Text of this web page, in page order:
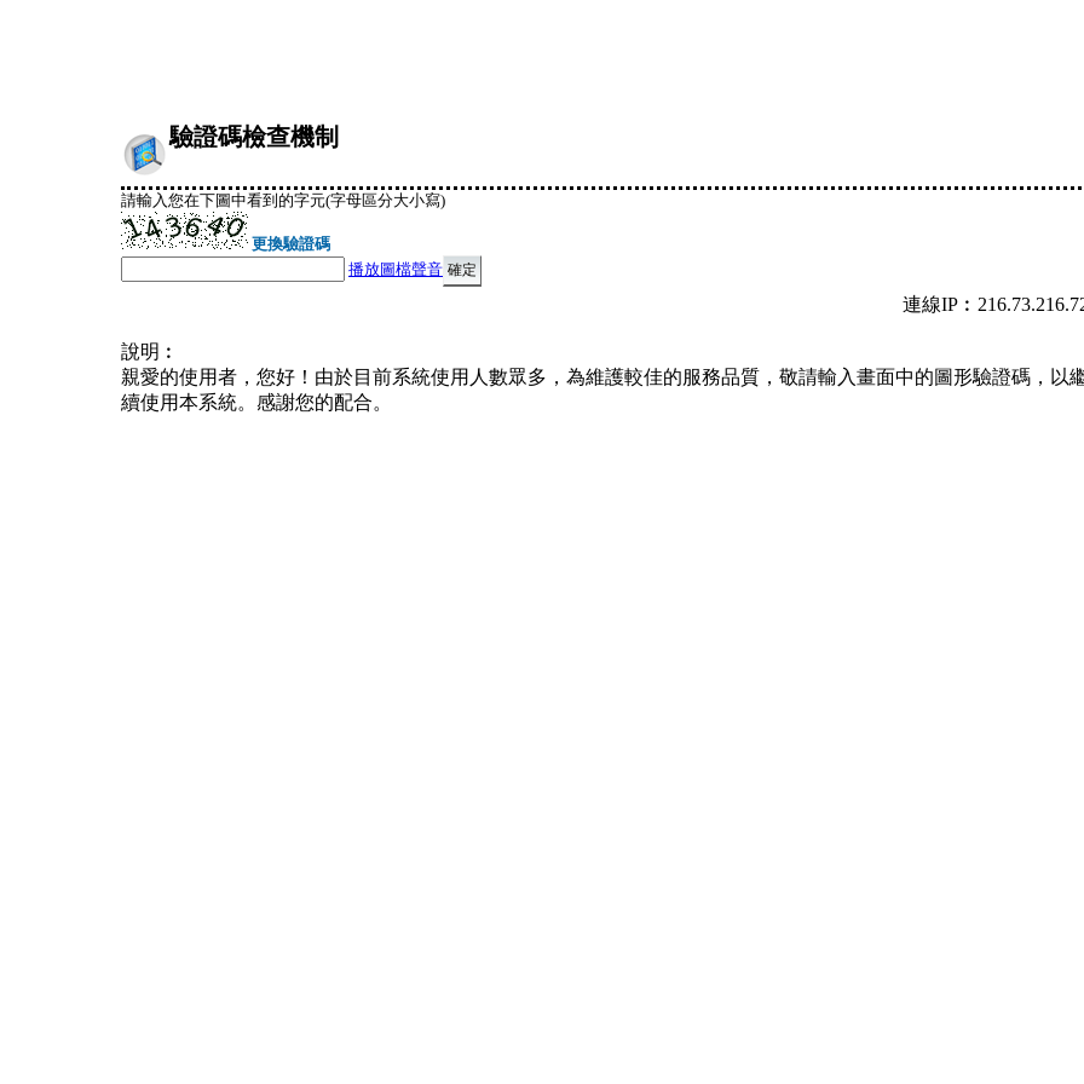
驗證碼檢查機制
請輸入您在下圖中看到的字元(字母區分大小寫)
更換驗證碼
播放圖檔聲音
連線
說明︰
親愛的使用者，您好！由於目前系統使用人數眾多，為維護較佳的服務品質，敬請輸入畫面中的圖形驗證碼，以
續使用本系統。感謝您的配合。